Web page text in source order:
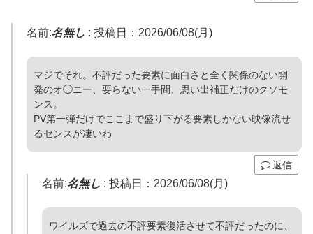
名前:名無し : 投稿日：2026/06/08(月)
マジでそれ。不評だった要素に面白さと全く関係のない開
発のオ◯ニー、要らない一手間、思い出補正だけのクソモ
ンス。
PV第一弾だけでここまで盛り下がる要素しかない映像流せ
るセンスが凄いわ
返信
名前:名無し : 投稿日：2026/06/08(月)
ワイルズで過去の不評要素復活させて不評だったのに、